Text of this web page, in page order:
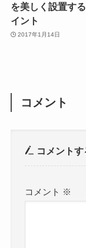
を美しく設置す
イント
2017年1月14日
コメント
コメントす
コメント ※